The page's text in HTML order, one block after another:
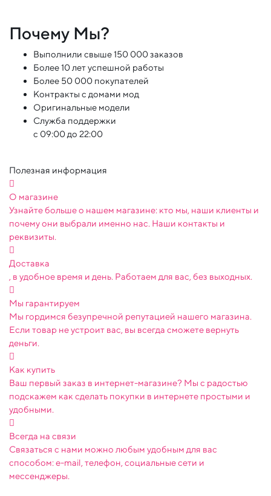
Почему Мы?
Выполнили свыше 150 000 заказов
Более 10 лет успешной работы
Более 50 000 покупателей
Контракты с домами мод
Оригинальные модели
Служба поддержки
с 09:00 до 22:00
Полезная информация
О магазине
Узнайте больше о нашем магазине: кто мы, наши клиенты и
почему они выбрали именно нас. Наши контакты и
реквизиты.
Доставка
, в удобное время и день. Работаем для вас, без выходных.
Мы гарантируем
Мы гордимся безупречной репутацией нашего магазина.
Если товар не устроит вас, вы всегда сможете вернуть
деньги.
Как купить
Ваш первый заказ в интернет-магазине? Мы с радостью
подскажем как сделать покупки в интернете простыми и
удобными.
Всегда на связи
Связаться с нами можно любым удобным для вас
способом: e-mail, телефон, социальные сети и
мессенджеры.